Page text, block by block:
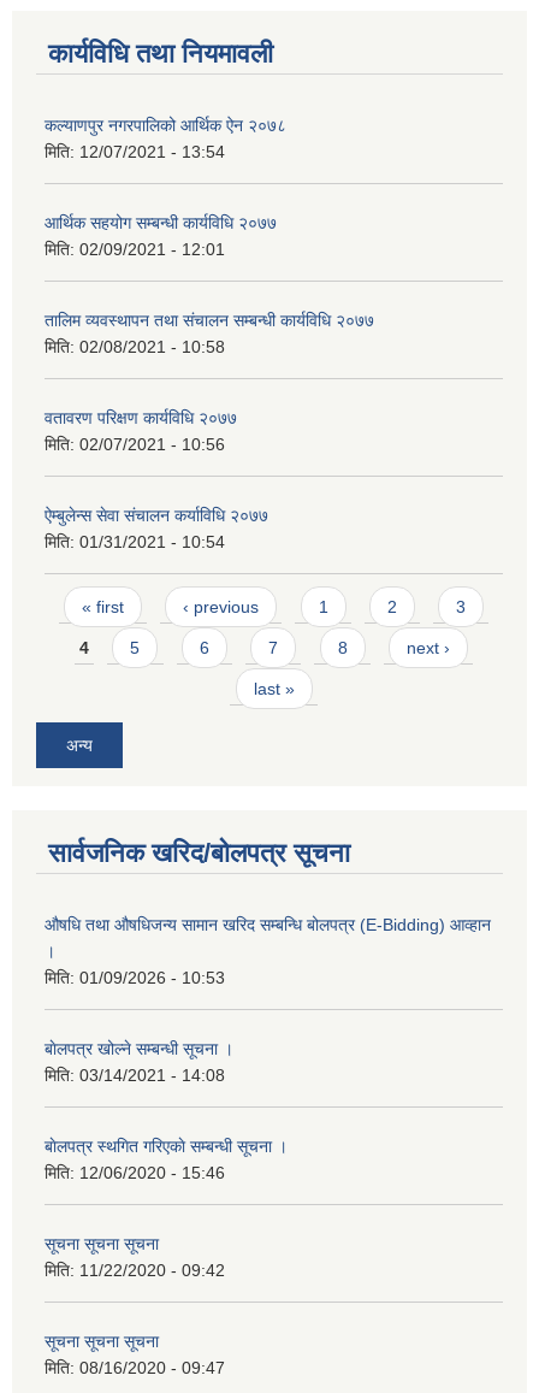
कार्यविधि तथा नियमावली
कल्याणपुर नगरपालिको आर्थिक ऐन २०७८
मिति: 12/07/2021 - 13:54
आर्थिक सहयोग सम्बन्धी कार्यविधि २०७७
मिति: 02/09/2021 - 12:01
तालिम व्यवस्थापन तथा संचालन सम्बन्धी कार्यविधि २०७७
मिति: 02/08/2021 - 10:58
वतावरण परिक्षण कार्यविधि २०७७
मिति: 02/07/2021 - 10:56
ऐम्बुलेन्स सेवा संचालन कर्याविधि २०७७
मिति: 01/31/2021 - 10:54
Pages
« first ‹ previous 1 2 3
4 5 6 7 8 next ›
last »
अन्य
सार्वजनिक खरिद/बोलपत्र सूचना
औषधि तथा औषधिजन्य सामान खरिद सम्बन्धि बोलपत्र (E-Bidding) आव्हान
।
मिति: 01/09/2026 - 10:53
बाेलपत्र खोल्ने सम्बन्धी सूचना ।
मिति: 03/14/2021 - 14:08
बाेलपत्र स्थगित गरिएकाे सम्बन्धी सूचना ।
मिति: 12/06/2020 - 15:46
सूचना सूचना सूचना
मिति: 11/22/2020 - 09:42
सूचना सूचना सूचना
मिति: 08/16/2020 - 09:47